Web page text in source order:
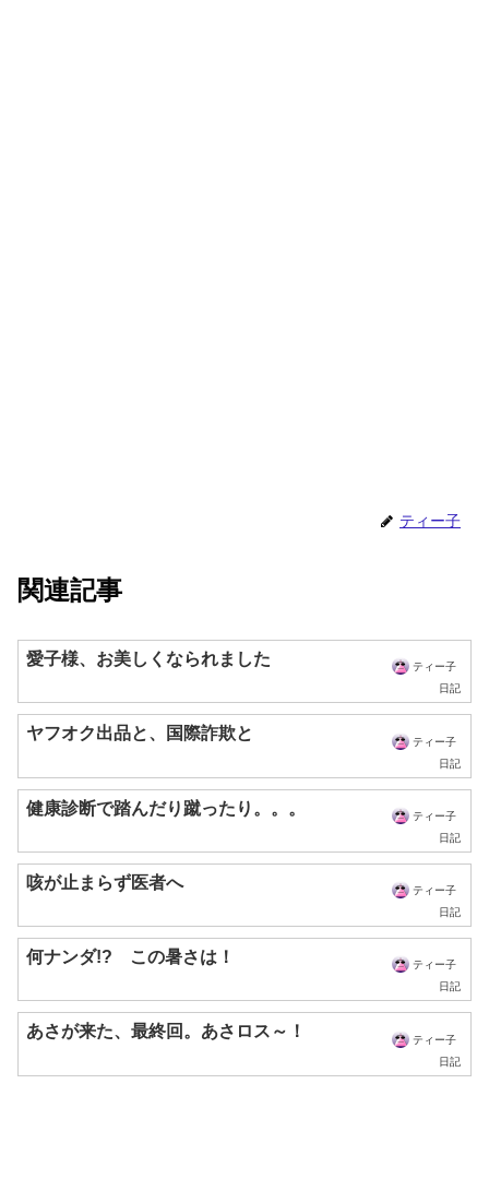
ティー子
関連記事
愛子様、お美しくなられました
ティー子
日記
ヤフオク出品と、国際詐欺と
ティー子
日記
健康診断で踏んだり蹴ったり。。。
ティー子
日記
咳が止まらず医者へ
ティー子
日記
何ナンダ!? この暑さは！
ティー子
日記
あさが来た、最終回。あさロス～！
ティー子
日記